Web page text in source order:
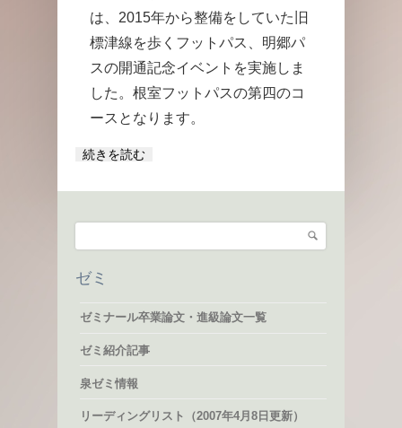
は、2015年から整備をしていた旧
標津線を歩くフットパス、明郷パ
スの開通記念イベントを実施しま
した。根室フットパスの第四のコ
ースとなります。
続きを読む
検索
ゼミ
ゼミナール卒業論文・進級論文一覧
ゼミ紹介記事
泉ゼミ情報
リーディングリスト（2007年4月8日更新）